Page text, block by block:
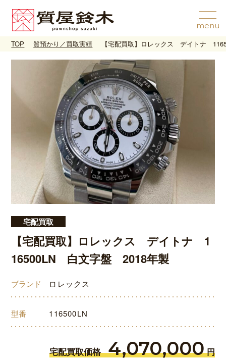
TOP 質預かり／買取実績 【宅配買取】ロレックス デイトナ
宅配買取
【宅配買取】ロレックス デイトナ 1
16500LN 白文字盤 2018年製
ブランド ロレックス
型番 116500LN
宅配買取価格 4,070,000 円